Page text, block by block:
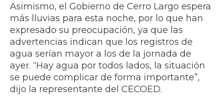
Asimismo, el Gobierno de Cerro Largo espera
más lluvias para esta noche, por lo que han
expresado su preocupación, ya que las
advertencias indican que los registros de
agua serían mayor a los de la jornada de
ayer. “Hay agua por todos lados, la situación
se puede complicar de forma importante”,
dijo la representante del CECOED.